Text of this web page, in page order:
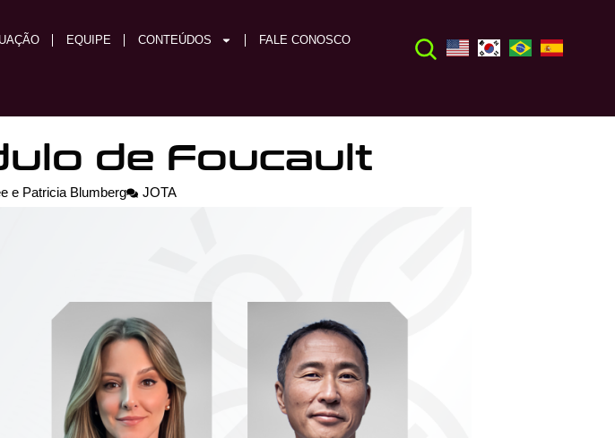
EQUIPE CONTEÚDOS FALE CONOSCO
de Foucault
e Patricia Blumberg JOTA